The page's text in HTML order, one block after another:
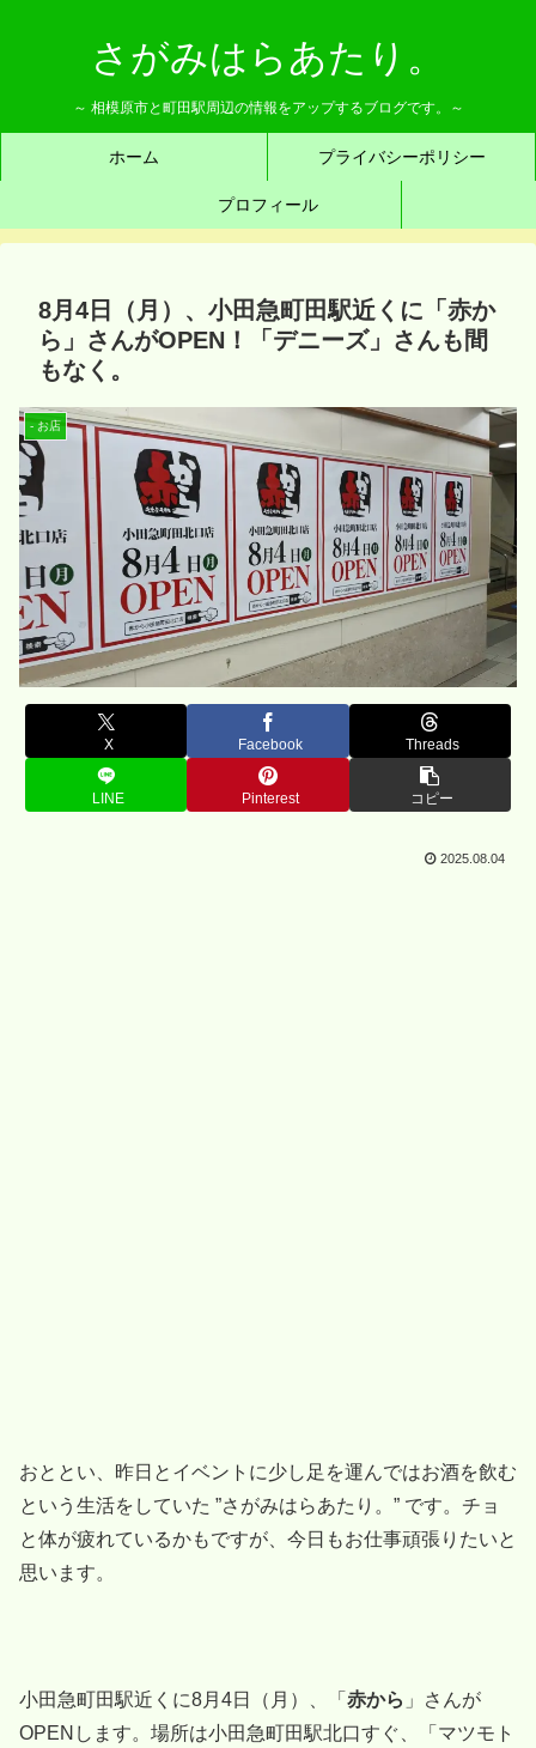
さがみはらあたり。
～ 相模原市と町田駅周辺の情報をアップするブログです。～
ホーム プライバシーポリシー
プロフィール
8月4日（月）、小田急町田駅近くに「赤か
ら」さんがOPEN！「デニーズ」さんも間
もなく。
- お店
X Facebook Threads
LINE Pinterest コピー
2025.08.04
おととい、昨日とイベントに少し足を運んではお酒を飲む
という生活をしていた ”さがみはらあたり。” です。チョ
と体が疲れているかもですが、今日もお仕事頑張りたいと
思います。
小田急町田駅近くに8月4日（月）、「 赤から 」さんが
OPENします。場所は小田急町田駅北口すぐ、「マツモト